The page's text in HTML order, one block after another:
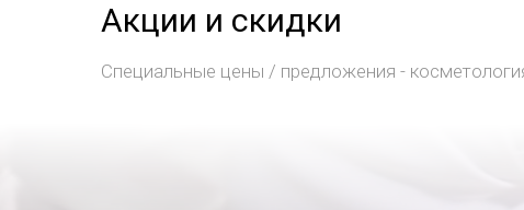
Акции и скидки
Специальные цены / предложения -